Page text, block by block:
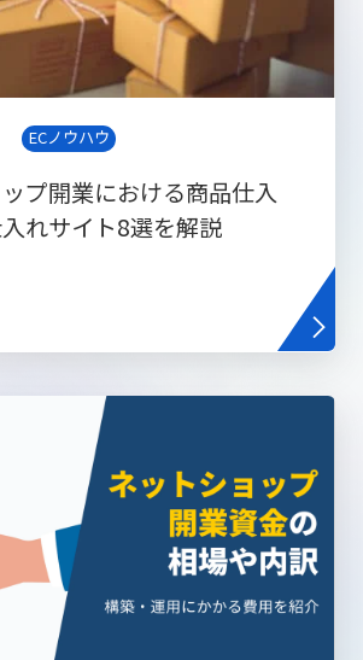
ECノウハウ
プ開業における商品仕入
れサイト8選を解説